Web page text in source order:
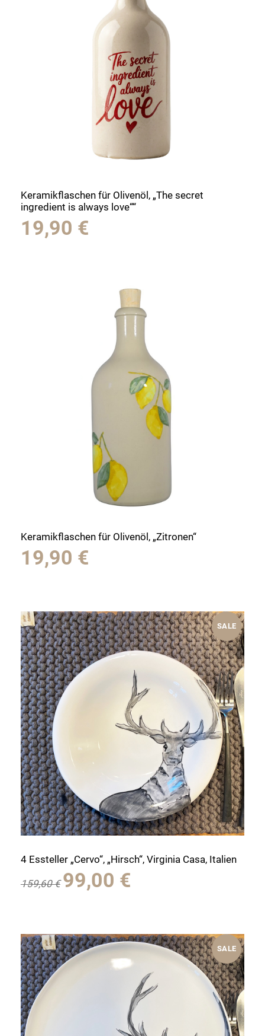
Keramikflaschen für Olivenöl, „The secret
ingredient is always love““
19,90 €
Keramikflaschen für Olivenöl, „Zitronen“
19,90 €
SALE
4 Essteller „Cervo“, „Hirsch“, Virginia Casa, Italien
159,60€
Ursprünglicher
Preis
99,00 €
SALE